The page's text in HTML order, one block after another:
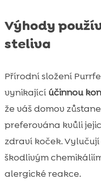
Výhody
steliva
Přírodní složení
vynikající účinnou
že váš domov
preferována kvůli
zdraví koček.
škodlivým
alergické reakce.